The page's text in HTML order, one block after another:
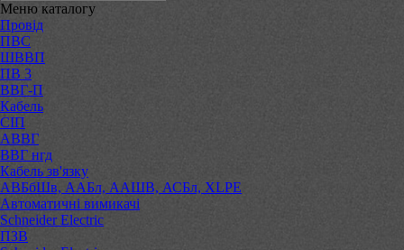
Меню каталогу
Провід
ПВС
ШВВП
ПВ 3
ВВГ-П
Кабель
СІП
АВВГ
ВВГ нгд
Кабель зв'язку
АВБбШв, ААБл, ААШВ, АСБл, XLPE
Автоматичні вимикачі
Schneider Electric
ПЗВ